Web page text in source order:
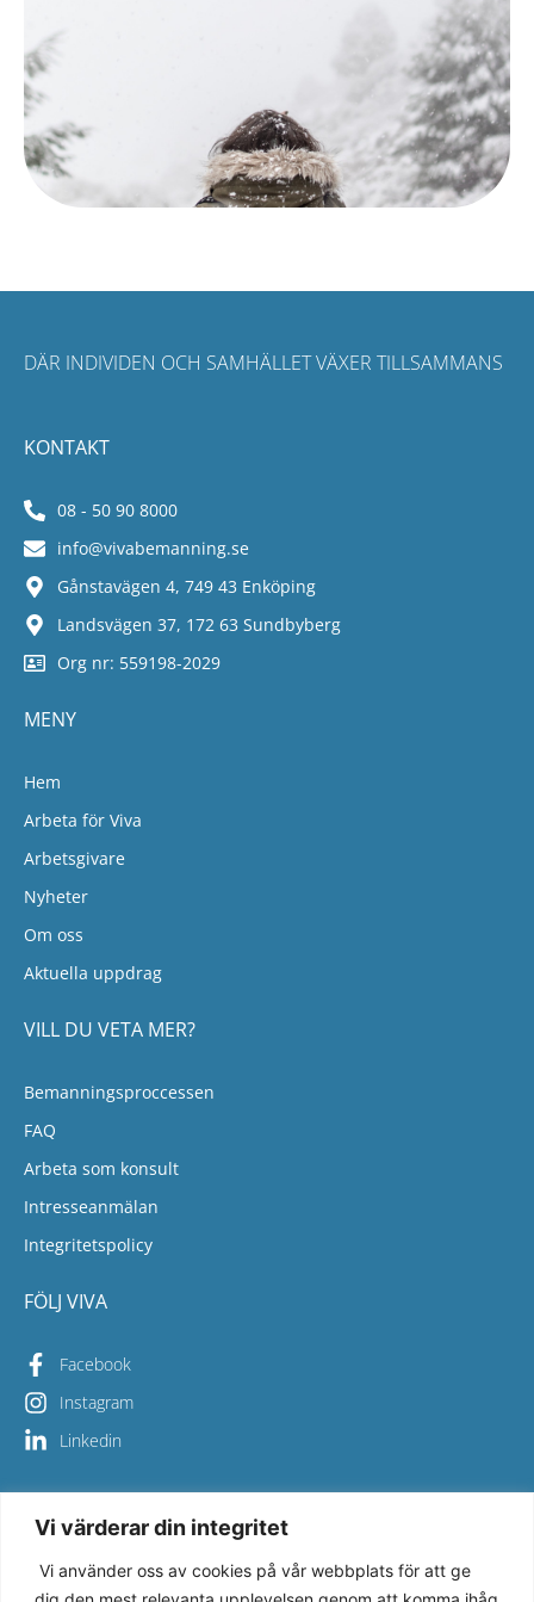
Vi värderar din integritet
Vi använder oss av cookies på vår webbplats för att ge
DÄR INDIVIDEN OCH SAMHÄLLET VÄXER TILLSAMMANS
KONTAKT
08 - 50 90 8000
info@vivabemanning.se
Gånstavägen 4, 749 43 Enköping
Landsvägen 37, 172 63 Sundbyberg
Org nr: 559198-2029
MENY
Hem
Arbeta för Viva
Arbetsgivare
Nyheter
Om oss
Aktuella uppdrag
VILL DU VETA MER?
Bemanningsproccessen
FAQ
Arbeta som konsult
Intresseanmälan
Integritetspolicy
FÖLJ VIVA
Facebook
Instagram
Linkedin
Copyright © 2026 Viva Bemanning – All Rights Reserved
Vi på Viva Bemanning säkerställer en hög kvalitet i allt vi gör